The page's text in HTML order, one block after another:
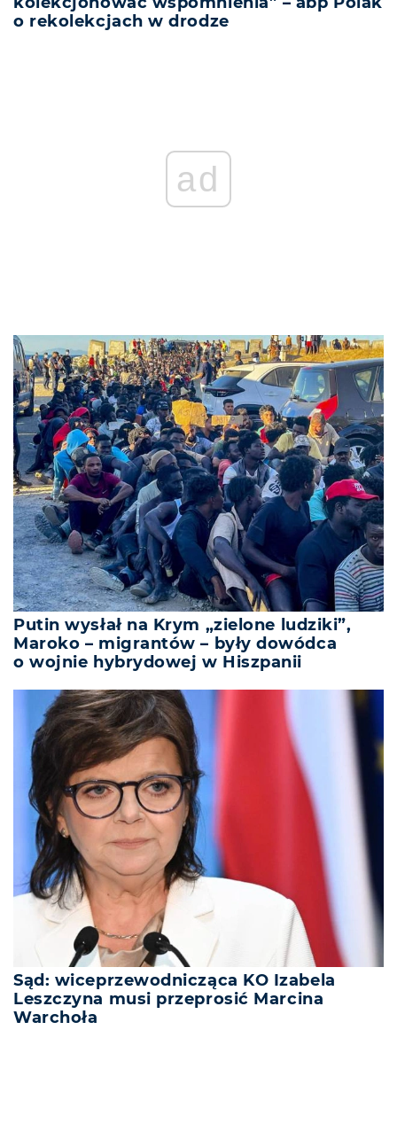
o rekolekcjach w drodze
ad
Putin wysłał na Krym „zielone ludziki”,
Maroko – migrantów – były dowódca
o wojnie hybrydowej w Hiszpanii
Sąd: wiceprzewodnicząca KO Izabela
Leszczyna musi przeprosić Marcina
Warchoła